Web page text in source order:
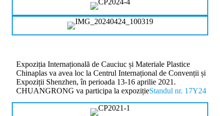
Expoziția Internațională de Cauciuc și Materiale Plastice
Chinaplas va avea loc la Centrul Internațional de Convenții și
Expoziții Shenzhen, în perioada 13-16 aprilie 2021.
CHUANGRONG va participa la expozițieStandul nr. 17Y24